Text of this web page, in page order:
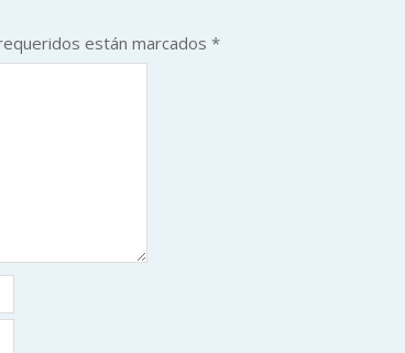
están marcados *